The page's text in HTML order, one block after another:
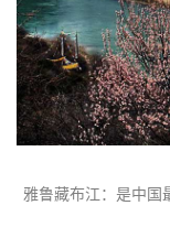
雅鲁藏布江：是中国